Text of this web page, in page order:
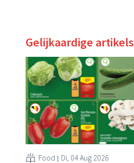
Gelijkaardige artikels
Food Di, 04 Aug 2026